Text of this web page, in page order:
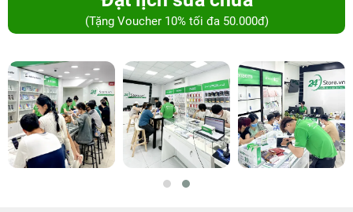
(Tặng Voucher 10% tối đa 50.000đ)